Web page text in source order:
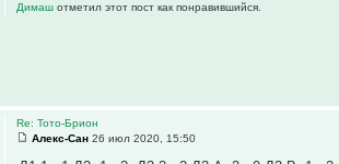
Димашотметил этот пост как понравившийся.
Re: Тото-Брион
Алекс-Сан 26 июл 2020, 15:50